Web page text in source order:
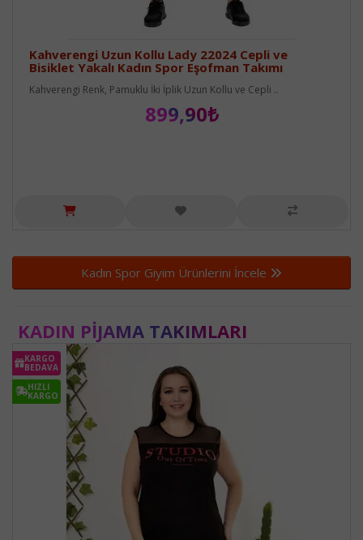
Kahverengi Uzun Kollu Lady 22024 Cepli ve
Bisiklet Yakalı Kadın Spor Eşofman Takımı
Kahverengi Renk, Pamuklu İki İplik Uzun Kollu ve Cepli ..
899,90₺
Kadın Spor Giyim Ürünlerini İncele
KADIN PIJAMA TAKIMLARI
KARGO
BEDAVA
HIZLI
KARGO